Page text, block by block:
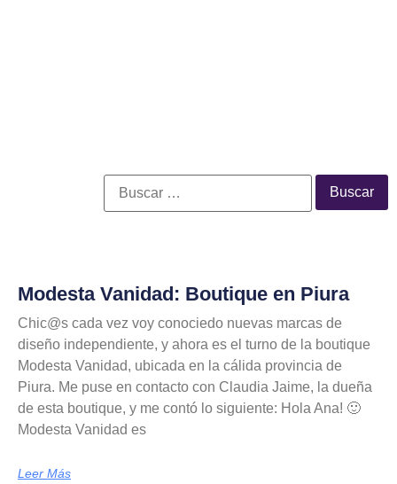
Modesta Vanidad: Boutique en Piura
Chic@s cada vez voy conociedo nuevas marcas de
diseño independiente, y ahora es el turno de la boutique
Modesta Vanidad, ubicada en la cálida provincia de
Piura. Me puse en contacto con Claudia Jaime, la dueña
de esta boutique, y me contó lo siguiente: Hola Ana! 🙂
Modesta Vanidad es
Leer Más